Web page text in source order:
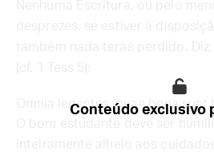
Omnia legentes, quae bona sunt
Conteúdo exclusivo